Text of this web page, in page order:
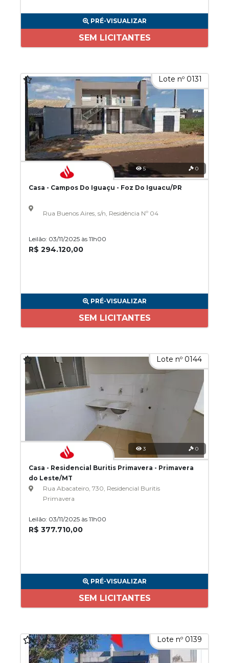
PRÉ-VISUALIZAR
SEM LICITANTES
Lote nº 0131
5 0
Casa - Campos Do Iguaçu - Foz Do Iguacu/PR
Rua Buenos Aires, s/n, Residência Nº 04
Leilão: 03/11/2025 às 11h00
R$ 294.120,00
PRÉ-VISUALIZAR
SEM LICITANTES
Lote nº 0144
3 0
Casa - Residencial Buritis Primavera - Primavera
do Leste/MT
Rua Abacateiro, 730, Residencial Buritis
Primavera
Leilão: 03/11/2025 às 11h00
R$ 377.710,00
PRÉ-VISUALIZAR
SEM LICITANTES
Lote nº 0139